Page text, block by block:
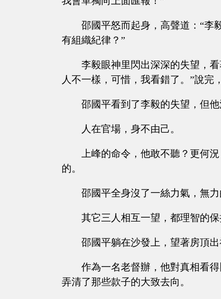
邵國平怒而起身，高聲道：“李
有組織紀律？”
李毅眼神里閃出深深的失望，
人不一樣，可惜，我看錯了。”說完
邵國平看到了李毅的失望，但
人在官場，身不由己。
上峰的命令，他敢不聽？更何
的。
邵國平全身沒了一絲力氣，無
其它三人相互一望，都理智的
邵國平躺在沙發上，望著房頂
作為一名老督辦，他對真相看
弄清了那些款子的大致去向。